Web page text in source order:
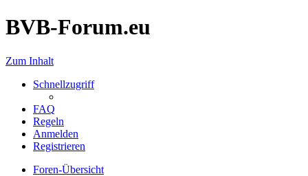
BVB-Forum.eu
Zum Inhalt
Schnellzugriff
FAQ
Regeln
Anmelden
Registrieren
Foren-Übersicht